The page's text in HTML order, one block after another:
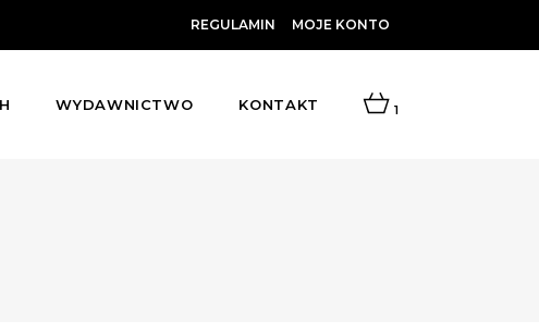
REGULAMIN MOJE KONTO
WYDAWNICTWO KONTAKT 1